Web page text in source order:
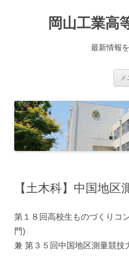
岡山工業
最新情報
メ
【土木科】中国地
第１８回高校生ものづくりコ
門)
兼 第３５回中国地区測量競技